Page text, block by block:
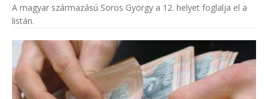
A magyar származású Soros György a 12. helyet foglalja el a
listán.